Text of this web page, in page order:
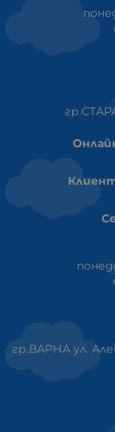
гр.ВАРНА ул.